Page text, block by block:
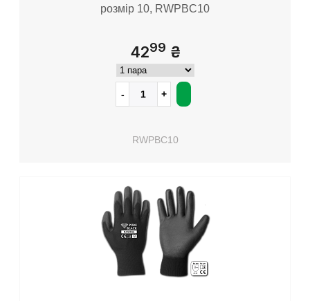
розмір 10, RWPBC10
4299 ₴
RWPBC10